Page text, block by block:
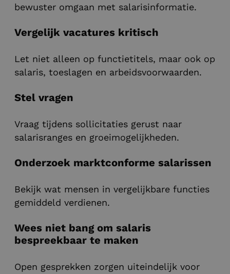
bewuster omgaan met salarisinformatie.
Vergelijk vacatures kritisch
Let niet alleen op functietitels, maar ook op
salaris, toeslagen en arbeidsvoorwaarden.
Stel vragen
Vraag tijdens sollicitaties gerust naar
salarisranges en groeimogelijkheden.
Onderzoek marktconforme salarissen
Bekijk wat mensen in vergelijkbare functies
gemiddeld verdienen.
Wees niet bang om salaris
bespreekbaar te maken
Open gesprekken zorgen uiteindelijk voor